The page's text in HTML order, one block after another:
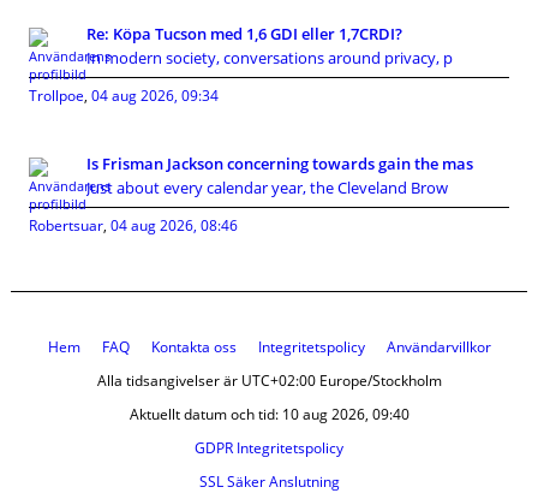
Re: Köpa Tucson med 1,6 GDI eller 1,7CRDI?
In modern society, conversations around privacy, p
Trollpoe, 04 aug 2026, 09:34
Is Frisman Jackson concerning towards gain the mas
Just about every calendar year, the Cleveland Brow
Robertsuar, 04 aug 2026, 08:46
Hem FAQ Kontakta oss Integritetspolicy
Användarvillkor
Alla tidsangivelser är UTC+02:00 Europe/Stockholm
Aktuellt datum och tid: 10 aug 2026, 09:40
GDPR Integritetspolicy
SSL Säker Anslutning